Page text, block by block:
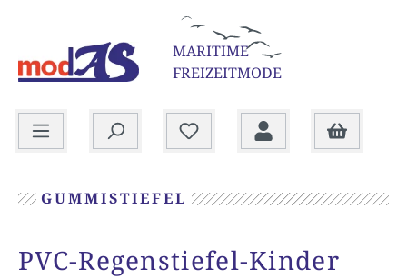
MARITIME
FREIZEITMODE
GUMMISTIEFEL
PVC-Regenstiefel-Kinder